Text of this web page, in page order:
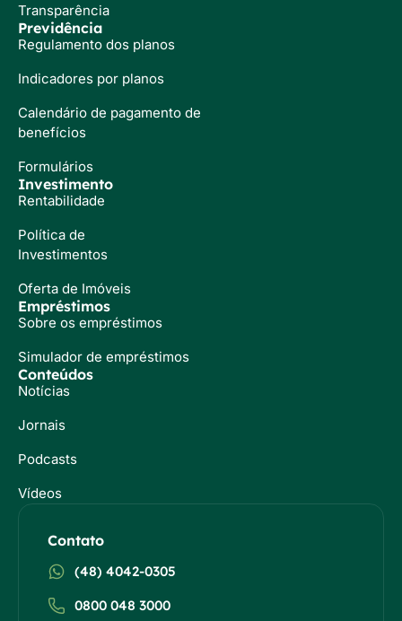
Transparência
Previdência
Regulamento dos planos
Indicadores por planos
Calendário de pagamento de
benefícios
Formulários
Investimento
Rentabilidade
Política de
Investimentos
Oferta de Imóveis
Empréstimos
Sobre os empréstimos
Simulador de empréstimos
Conteúdos
Notícias
Jornais
Podcasts
Vídeos
Contato
(48) 4042-0305
0800 048 3000